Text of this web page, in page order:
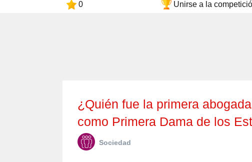
0 Unirse a la
¿Quién fue la primera abogada que ocupó la Casa Blanca
como Primera Dama de los
Sociedad